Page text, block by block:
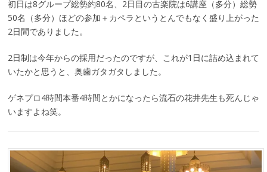
初日は8グループ総勢約80名、2日目の古楽院は6講座（多分）総勢
50名（多分）ほどの参加＋カペラというとんでもなく盛り上がった
2日間でありました。
2日制は今年からの採用だったのですが、これが1日に詰め込まれて
いたかと思うと、奥歯ガタガタしました。
ゲネプロ4時間本番4時間とかになったら流石の花井先生も死んじゃ
いますよね笑。